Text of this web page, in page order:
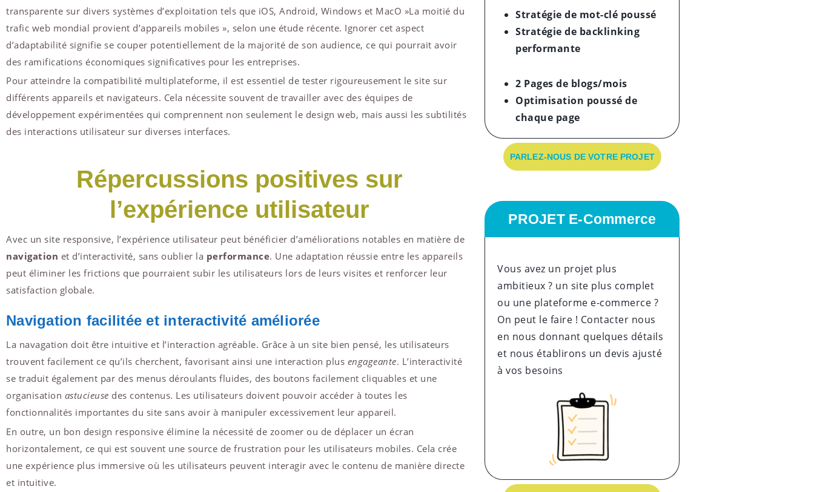
transparente sur divers systèmes d’exploitation tels que iOS, Android, Windows et MacO »La moitié du
trafic web mondial provient d’appareils mobiles », selon une étude récente. Ignorer cet aspect
d’adaptabilité signifie se couper potentiellement de la majorité de son audience, ce qui pourrait avoir
des ramifications économiques significatives pour les entreprises.
Pour atteindre la compatibilité multiplateforme, il est essentiel de tester rigoureusement le site sur
différents appareils et navigateurs. Cela nécessite souvent de travailler avec des équipes de
développement expérimentées qui comprennent non seulement le design web, mais aussi les subtilités
des interactions utilisateur sur diverses interfaces.
Répercussions positives sur
l’expérience utilisateur
Avec un site responsive, l’expérience utilisateur peut bénéficier d’améliorations notables en matière de
navigation et d’interactivité, sans oublier la performance. Une adaptation réussie entre les appareils
peut éliminer les frictions que pourraient subir les utilisateurs lors de leurs visites et renforcer leur
satisfaction globale.
Navigation facilitée et interactivité améliorée
La navagation doit être intuitive et l’interaction agréable. Grâce à un site bien pensé, les utilisateurs
trouvent facilement ce qu’ils cherchent, favorisant ainsi une interaction plus engageante. L’interactivité
se traduit également par des menus déroulants fluides, des boutons facilement cliquables et une
organisation astucieuse des contenus. Les utilisateurs doivent pouvoir accéder à toutes les
fonctionnalités importantes du site sans avoir à manipuler excessivement leur appareil.
En outre, un bon design responsive élimine la nécessité de zoomer ou de déplacer un écran
horizontalement, ce qui est souvent une source de frustration pour les utilisateurs mobiles. Cela crée
une expérience plus immersive où les utilisateurs peuvent interagir avec le contenu de manière directe
et intuitive.
Stratégie de mot-clé poussé
Stratégie de backlinking
performante
2 Pages de blogs/mois
Optimisation poussé de
chaque page
PARLEZ-NOUS DE VOTRE PROJET
PROJET E-Commerce
Vous avez un projet plus
ambitieux ? un site plus complet
ou une plateforme e-commerce ?
On peut le faire ! Contacter nous
en nous donnant quelques détails
et nous établirons un devis ajusté
à vos besoins